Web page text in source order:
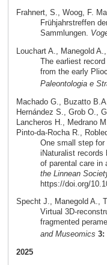
Frahnert, S., Woog, F.
Frühjahrstreffen
Sammlungen.
Louchart A., Manegold
The earliest
from the early
Paleontologia e
Machado G., Buzatto
Hernández S., Grob O.,
Lancheros H., Medrano
Pinto-da-Rocha R.,
One small step
iNaturalist records
of parental care in
the Linnean
https://doi.org/
Specht J., Manegold A.,
Virtual 3D-
fragmented
and Museomics 3:
2025